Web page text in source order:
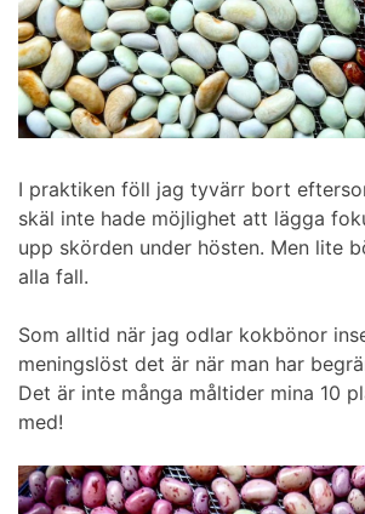
I praktiken föll jag tyvärr bort
skäl inte hade möjlighet att lägga
upp skörden under hösten. Men lite
alla fall.
Som alltid när jag odlar kokbönor
meningslöst det är när man har
Det är inte många måltider mina 10
med!